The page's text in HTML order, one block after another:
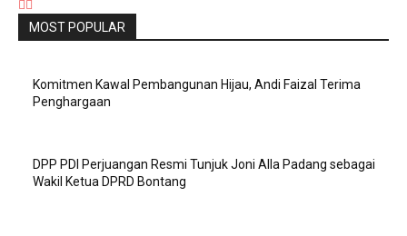
MOST POPULAR
Komitmen Kawal Pembangunan Hijau, Andi Faizal Terima
Penghargaan
DPP PDI Perjuangan Resmi Tunjuk Joni Alla Padang sebagai
Wakil Ketua DPRD Bontang